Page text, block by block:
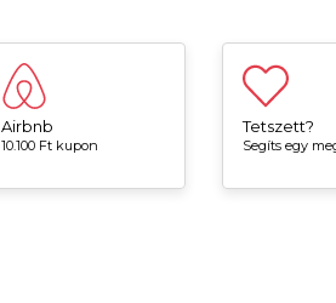
Airbnb
10.100 Ft kupon
Tetszett?
Segíts egy